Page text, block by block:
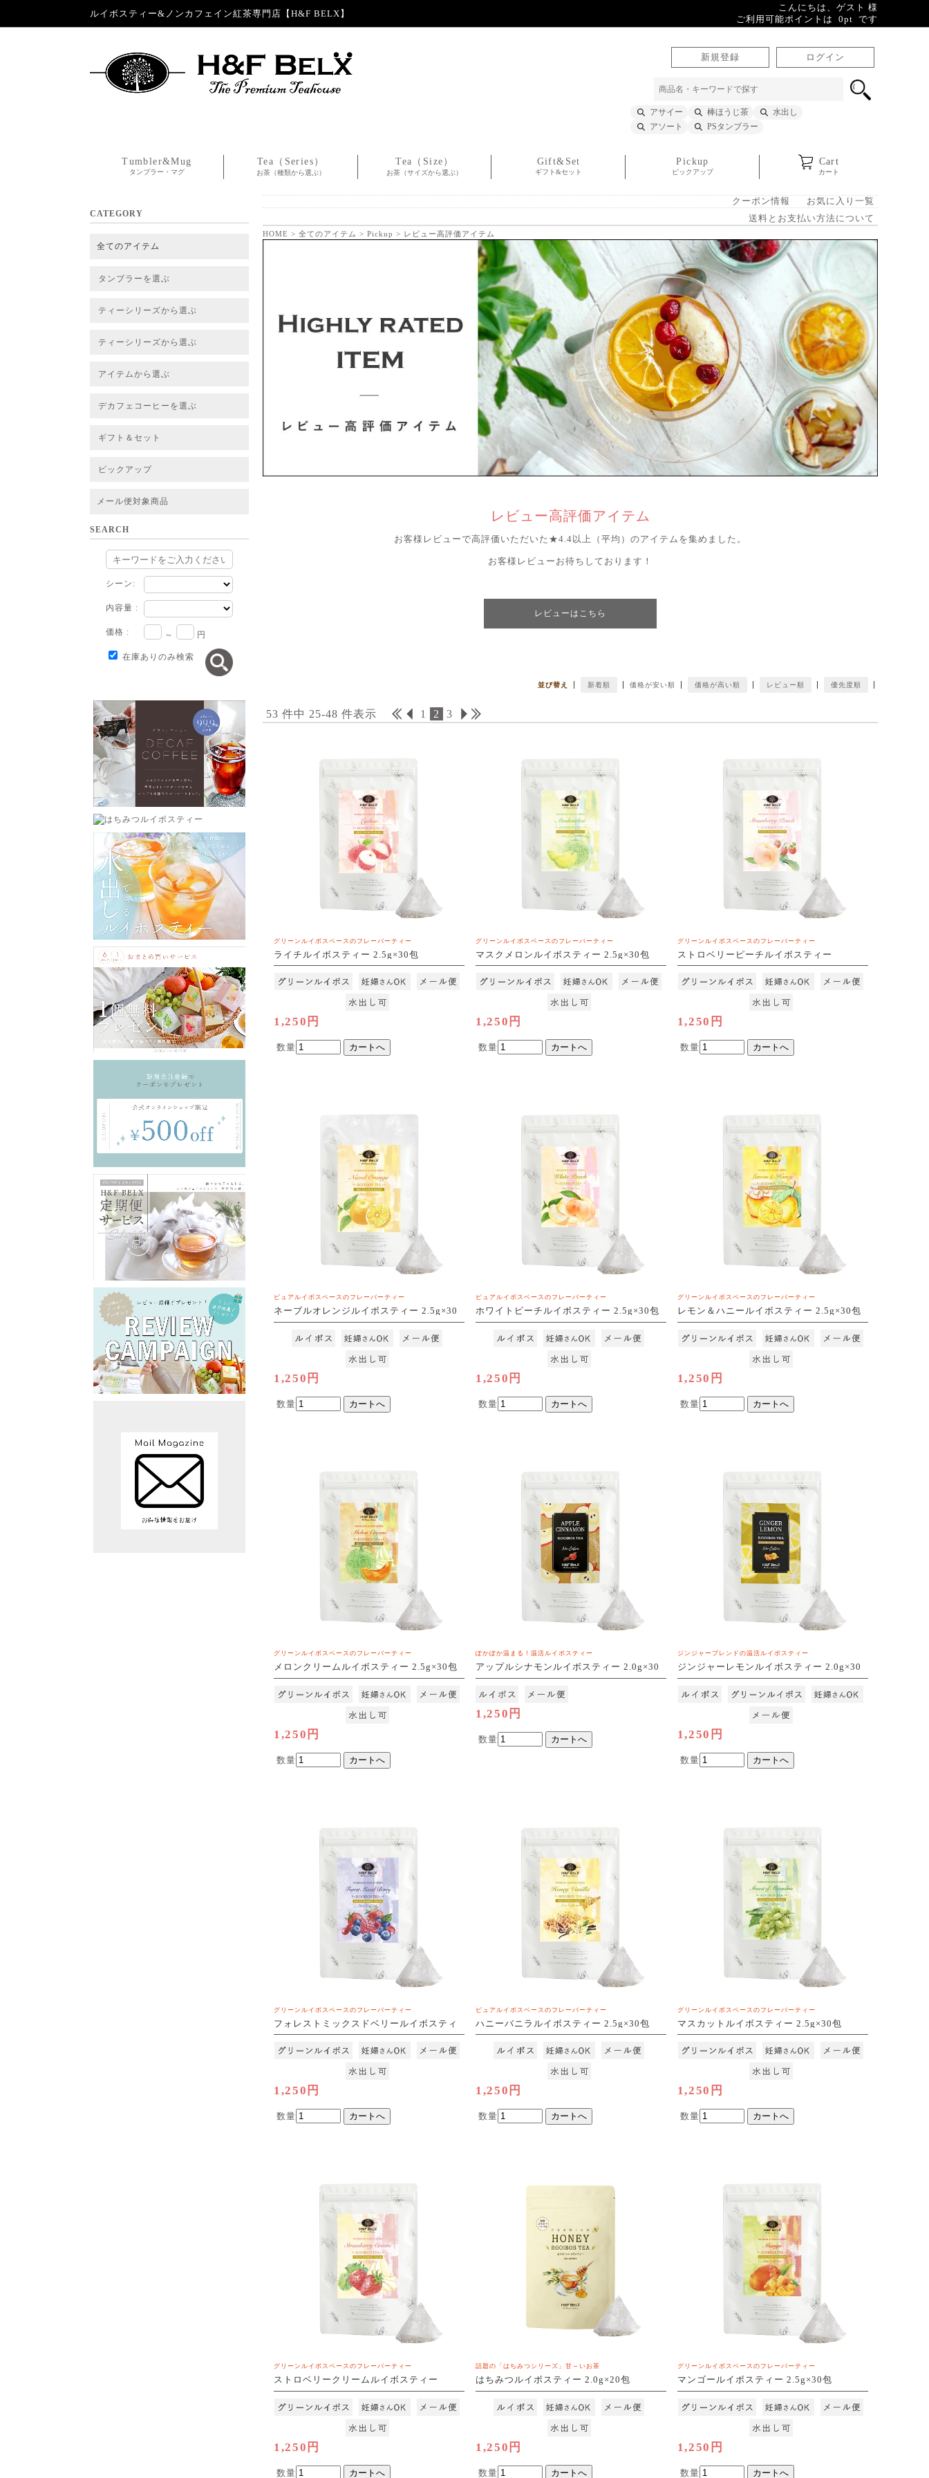
ルイボスティー&ノンカフェイン紅茶専門店【H&F BELX】
こんにちは、ゲスト 様
ご利用可能ポイントは 0pt です
新規登録 ログイン
アサイー 棒ほうじ茶
水出し
アソート
PSタンブラー
Tumbler&Mug
タンブラー・マグ
Tea（Series）
お茶（種類から選ぶ）
Tea（Size）
お茶（サイズから選ぶ）
Gift&Set
ギフト&セット
Pickup
ピックアップ
Cart
カート
CATEGORY
全てのアイテム
タンブラーを選ぶ
ティーシリーズから選ぶ
ティーシリーズから選ぶ
アイテムから選ぶ
デカフェコーヒーを選ぶ
ギフト＆セット
ピックアップ
メール便対象商品
SEARCH
シーン:
内容量 :
価格 : ～ 円
在庫ありのみ検索
クーポン情報
お気に入り一覧
送料とお支払い方法について
HOME > 全てのアイテム > Pickup > レビュー高評価アイテム
レビュー高評価アイテム
お客様レビューで高評価いただいた★4.4以上（平均）のアイテムを集めました。
お客様レビューお待ちしております！
レビューはこちら
並び替え 新着順 価格が安い順 価格が高い順 レビュー順 優先度順
53 件中 25-48 件表示 1 2 3
グリーンルイボスベースのフレーバーティー
ライチルイボスティー 2.5g×30包
[M便 1/3]
1,250円
数量
グリーンルイボスベースのフレーバーティー
マスクメロンルイボスティー 2.5g×30包
[M便 1/3]
1,250円
数量
グリーンルイボスベースのフレーバーティー
ストロベリーピーチルイボスティー
2.5g×30包
[M便 1/3]
1,250円
数量
ピュアルイボスベースのフレーバーティー
ネーブルオレンジルイボスティー 2.5g×30
包
[M便 1/3]
1,250円
数量
ピュアルイボスベースのフレーバーティー
ホワイトピーチルイボスティー 2.5g×30包
[M便 1/3]
1,250円
数量
グリーンルイボスベースのフレーバーティー
レモン＆ハニールイボスティー 2.5g×30包
[M便 1/3]
1,250円
数量
グリーンルイボスベースのフレーバーティー
メロンクリームルイボスティー 2.5g×30包
[M便 1/3]
1,250円
数量
ぽかぽか温まる！温活ルイボスティー
アップルシナモンルイボスティー 2.0g×30
包
[M便 1/3]
1,250円
数量
ジンジャーブレンドの温活ルイボスティー
ジンジャーレモンルイボスティー 2.0g×30
包
[M便 1/3]
1,250円
数量
グリーンルイボスベースのフレーバーティー
フォレストミックスドベリールイボスティ
ー 2.5g×30包
[M便 1/3]
1,250円
数量
ピュアルイボスベースのフレーバーティー
ハニーバニラルイボスティー 2.5g×30包
[M便 1/3]
1,250円
数量
グリーンルイボスベースのフレーバーティー
マスカットルイボスティー 2.5g×30包
[M便 1/3]
1,250円
数量
グリーンルイボスベースのフレーバーティー
ストロベリークリームルイボスティー
2.5g×30包
[M便 1/3]
1,250円
数量
話題の「はちみつシリーズ」甘～いお茶
はちみつルイボスティー 2.0g×20包
[M便 1/3]
1,250円
数量
グリーンルイボスベースのフレーバーティー
マンゴールイボスティー 2.5g×30包
[M便 1/3]
1,250円
数量